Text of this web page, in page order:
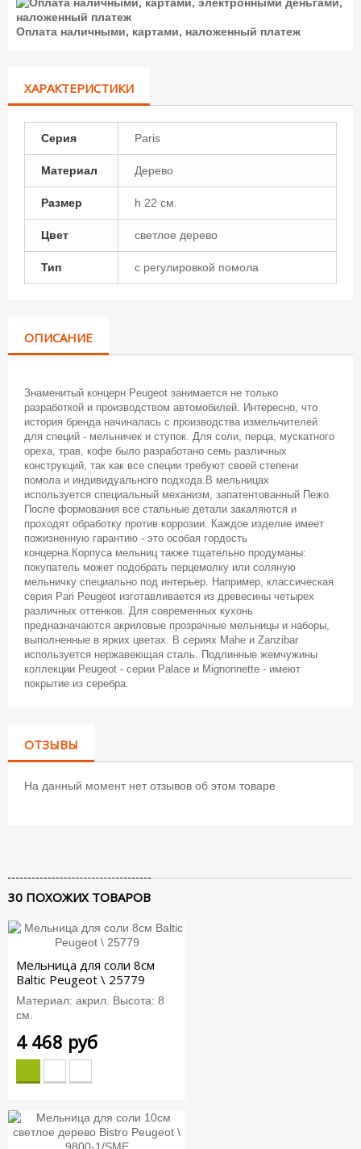
Оплата наличными, картами, наложенный платеж
ХАРАКТЕРИСТИКИ
Серия Paris
Материал Дерево
Размер h 22 см.
Цвет светлое дерево
Тип с регулировкой помола
ОПИСАНИЕ
Знаменитый концерн Peugeot занимается не только
разработкой и производством автомобилей. Интересно, что
история бренда начиналась с производства измельчителей
для специй - мельничек и ступок. Для соли, перца, мускатного
ореха, трав, кофе было разработано семь различных
конструкций, так как все специи требуют своей степени
помола и индивидуального подхода.В мельницах
используется специальный механизм, запатентованный Пежо.
После формования все стальные детали закаляются и
проходят обработку против коррозии. Каждое изделие имеет
пожизненную гарантию - это особая гордость
концерна.Корпуса мельниц также тщательно продуманы:
покупатель может подобрать перцемолку или соляную
мельничку специально под интерьер. Например, классическая
серия Pari Peugeot изготавливается из древесины четырех
различных оттенков. Для современных кухонь
предназначаются акриловые прозрачные мельницы и наборы,
выполненные в ярких цветах. В сериях Mahe и Zanzibar
используется нержавеющая сталь. Подлинные жемчужины
коллекции Peugeot - серии Palace и Mignonnette - имеют
покрытие из серебра.
ОТЗЫВЫ
На данный момент нет отзывов об этом товаре
30 ПОХОЖИХ ТОВАРОВ
Мельница для соли 8см
Baltic Peugeot \ 25779
Материал: акрил. Высота: 8
см.
4 468 руб